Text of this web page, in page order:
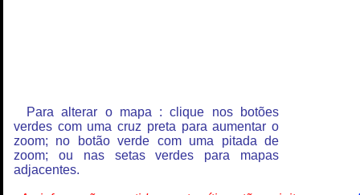
Para alterar o mapa : clique nos botões
verdes com uma cruz preta para aumentar o
zoom; no botão verde com uma pitada de
zoom; ou nas setas verdes para mapas
adjacentes.